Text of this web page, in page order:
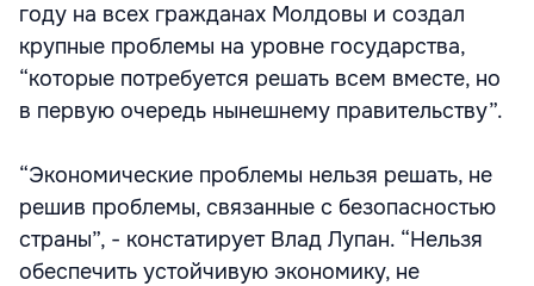
году на всех гражданах Молдовы и создал
крупные проблемы на уровне государства,
“которые потребуется решать всем вместе, но
в первую очередь нынешнему правительству”.
“Экономические проблемы нельзя решать, не
решив проблемы, связанные с безопасностью
страны”, - констатирует Влад Лупан. “Нельзя
обеспечить устойчивую экономику, не